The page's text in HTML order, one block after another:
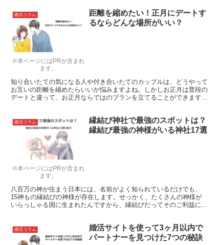
※本ページにはPRが含まれ
ます。
婚活コラム
距離を縮めたい！正月にデートす
るならどんな場所がいい？
知り合いたての気になる人や付き合いたてのカップルは、どうやって
お互いの距離を縮めたらいいか悩みますよね。しかしお正月は普段の
デートと違って、お正月ならではのプランを立てることができます。
※本ページにはPRが含まれ
ます。
婚活コラム
縁結び神社で最強のスポットは？
縁結び最強の神様がいる神社17選
八百万の神が住まう日本には、名前がよく知られているだけでも、
15神もの縁結びの神様が存在します。せっかく、たくさんの神様が
いらっしゃる国に生まれたんですから、縁結びだってそのご利益に預
婚活コラム
婚活サイトを使って3ヶ月以内で
パートナーを見つけた7つの秘訣